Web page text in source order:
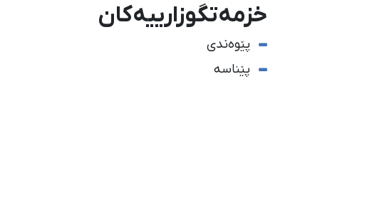
خزمەتگوزارییەکان
پێوەندی
پێناسە